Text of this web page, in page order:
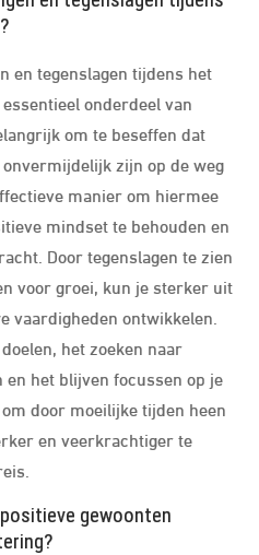
en tegenslagen tijdens het
onderdeel van
om te beseffen dat
zijn op de weg
manier om hiermee
mindset te behouden en
Door tegenslagen te zien
voor groei, kun je sterker uit
vaardigheden ontwikkelen.
het zoeken naar
het blijven focussen op je
door moeilijke tijden heen
en veerkrachtiger te
gewoonten